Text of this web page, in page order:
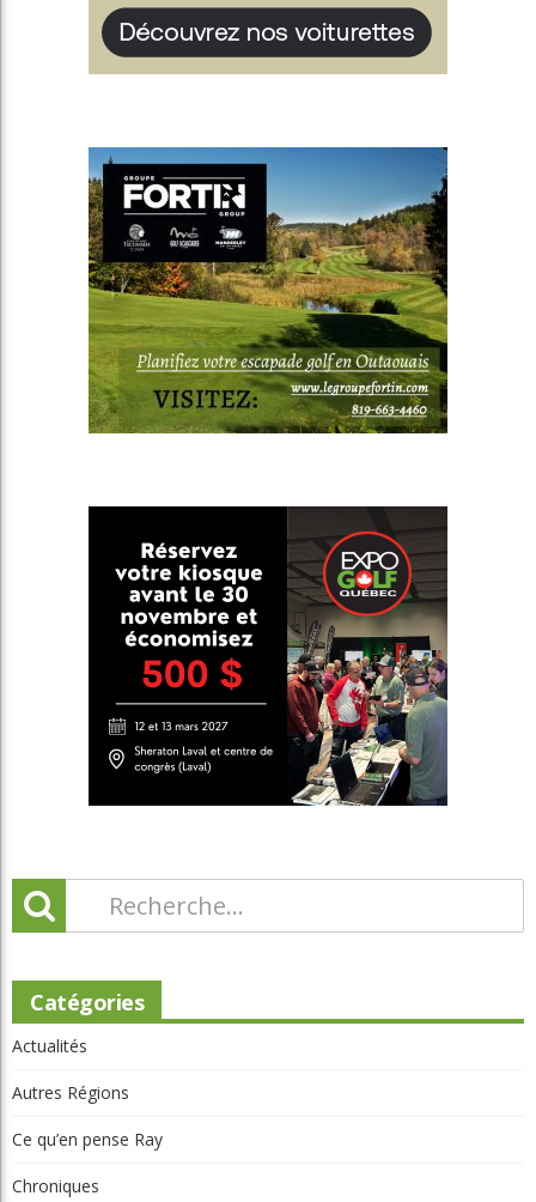
Actualités
Autres Régions
Ce qu’en pense Ray
Chroniques
Chroniques La relève